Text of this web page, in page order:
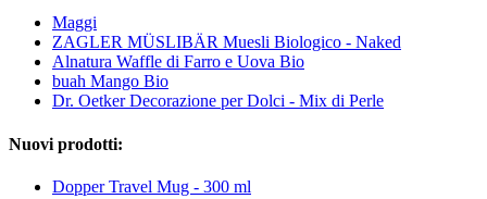
Maggi
ZAGLER MÜSLIBÄR Muesli Biologico - Naked
Alnatura Waffle di Farro e Uova Bio
buah Mango Bio
Dr. Oetker Decorazione per Dolci - Mix di Perle
Nuovi prodotti:
Dopper Travel Mug - 300 ml